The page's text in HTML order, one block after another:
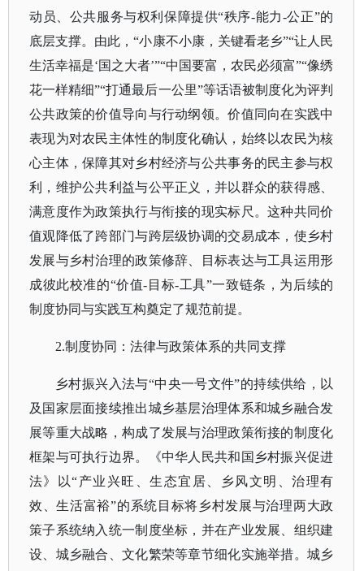
动员、公共服务与权利保障提供“秩序-能力-公正”的
底层支撑。由此，“小康不小康，关键看老乡”“让人民
生活幸福是‘国之大者’”“中国要富，农民必须富”“像绣
花一样精细”“打通最后一公里”等话语被制度化为评判
公共政策的价值导向与行动纲领。价值同向在实践中
表现为对农民主体性的制度化确认，始终以农民为核
心主体，保障其对乡村经济与公共事务的民主参与权
利，维护公共利益与公平正义，并以群众的获得感、
满意度作为政策执行与衔接的现实标尺。这种共同价
值观降低了跨部门与跨层级协调的交易成本，使乡村
发展与乡村治理的政策修辞、目标表达与工具运用形
成彼此校准的“价值-目标-工具”一致链条，为后续的
制度协同与实践互构奠定了规范前提。
2.制度协同：法律与政策体系的共同支撑
乡村振兴入法与“中央一号文件”的持续供给，以
及国家层面接续推出城乡基层治理体系和城乡融合发
展等重大战略，构成了发展与治理政策衔接的制度化
框架与可执行边界。《中华人民共和国乡村振兴促进
法》以“产业兴旺、生态宜居、乡风文明、治理有
效、生活富裕”的系统目标将乡村发展与治理两大政
策子系统纳入统一制度坐标，并在产业发展、组织建
设、城乡融合、文化繁荣等章节细化实施举措。城乡